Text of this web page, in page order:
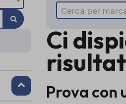
Cerca per
Ci
Prova con